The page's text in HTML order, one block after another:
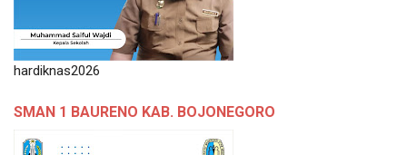
hardiknas2026
SMAN 1 BAURENO KAB. BOJONEGORO